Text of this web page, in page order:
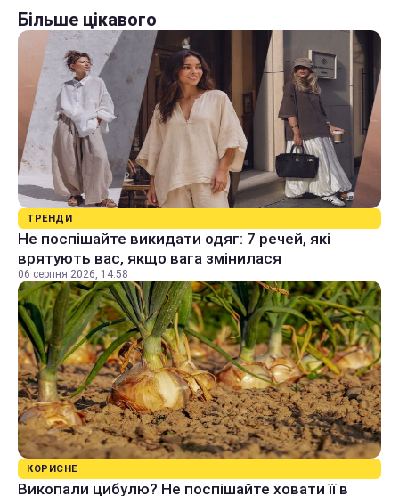
Більше цікавого
ТРЕНДИ
Не поспішайте викидати одяг: 7 речей, які
врятують вас, якщо вага змінилася
06 серпня 2026, 14:58
КОРИСНЕ
Викопали цибулю? Не поспішайте ховати її в